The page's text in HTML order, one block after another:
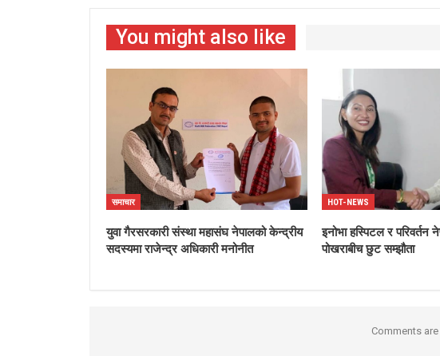
You might also like
समाचार
युवा गैरसरकारी संस्था महासंघ नेपालको केन्द्रीय
सदस्यमा राजेन्द्र अधिकारी मनोनीत
HOT-NEWS
इनोभा हस्पिटल र परिवर्तन
पोखराबीच छुट सम्झौता
Comments are